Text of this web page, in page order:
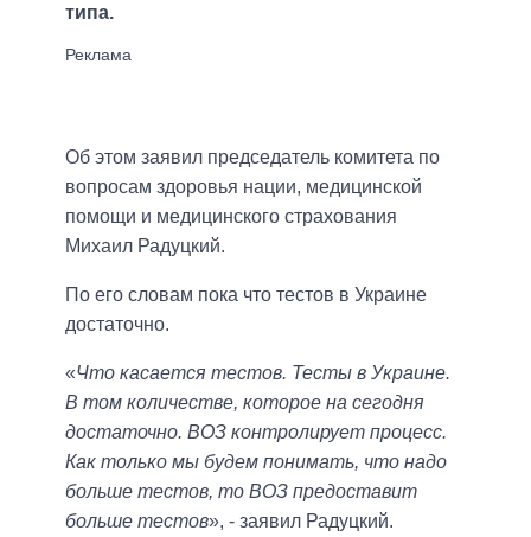
типа.
Об этом заявил председатель комитета по
вопросам здоровья нации, медицинской
помощи и медицинского страхования
Михаил Радуцкий.
По его словам пока что тестов в Украине
достаточно.
«Что касается тестов. Тесты в Украине.
В том количестве, которое на сегодня
достаточно. ВОЗ контролирует процесс.
Как только мы будем понимать, что надо
больше тестов, то ВОЗ предоставит
больше тестов», - заявил Радуцкий.